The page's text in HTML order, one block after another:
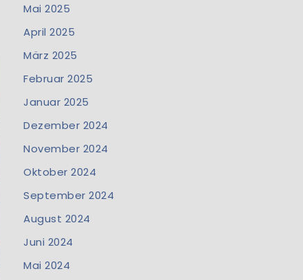
Mai 2025
April 2025
März 2025
Februar 2025
Januar 2025
Dezember 2024
November 2024
Oktober 2024
September 2024
August 2024
Juni 2024
Mai 2024